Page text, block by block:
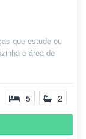
que estude ou
e área de
5 2